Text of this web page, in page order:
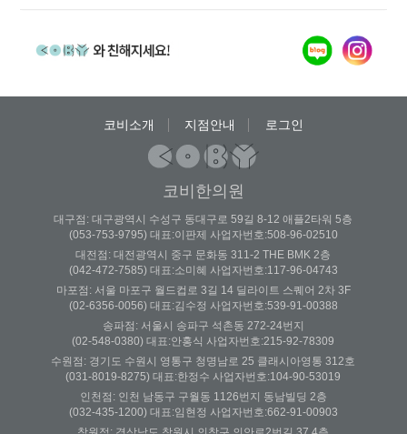
코비소개 지점안내 로그인
코비한의원
대구점: 대구광역시 수성구 동대구로 59길 8-12 애플2타워 5층
(053-753-9795) 대표:이판제 사업자번호:508-96-02510
대전점: 대전광역시 중구 문화동 311-2 THE BMK 2층
(042-472-7585) 대표:소미혜 사업자번호:117-96-04743
마포점: 서울 마포구 월드컵로 3길 14 딜라이트 스퀘어 2차 3F
(02-6356-0056) 대표:김수정 사업자번호:539-91-00388
송파점: 서울시 송파구 석촌동 272-24번지
(02-548-0380) 대표:안홍식 사업자번호:215-92-78309
수원점: 경기도 수원시 영통구 청명남로 25 클래시아영통 312호
(031-8019-8275) 대표:한정수 사업자번호:104-90-53019
인천점: 인천 남동구 구월동 1126번지 동남빌딩 2층
(032-435-1200) 대표:임현정 사업자번호:662-91-00903